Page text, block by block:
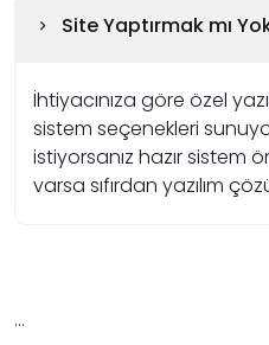
Site Yaptırmak mı
İhtiyacınıza göre özel
sistem seçenekleri
istiyorsanız hazır sistem
varsa sıfırdan yazılım
…